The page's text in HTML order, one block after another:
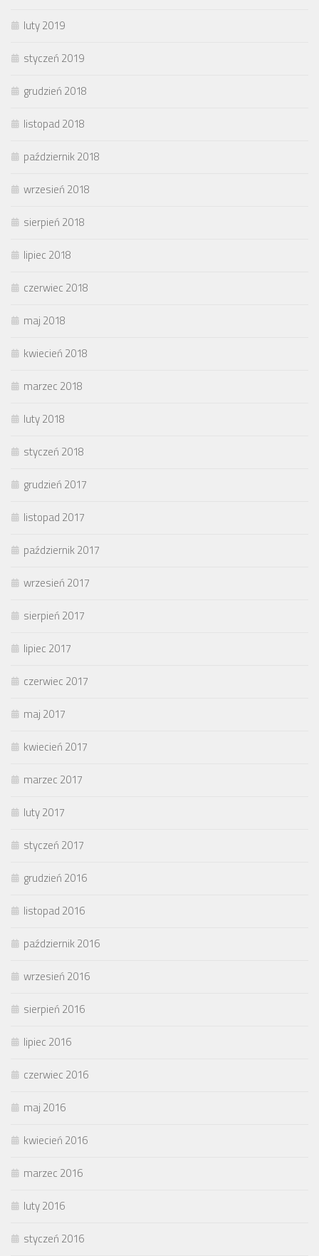
luty 2019
styczeń 2019
grudzień 2018
listopad 2018
październik 2018
wrzesień 2018
sierpień 2018
lipiec 2018
czerwiec 2018
maj 2018
kwiecień 2018
marzec 2018
luty 2018
styczeń 2018
grudzień 2017
listopad 2017
październik 2017
wrzesień 2017
sierpień 2017
lipiec 2017
czerwiec 2017
maj 2017
kwiecień 2017
marzec 2017
luty 2017
styczeń 2017
grudzień 2016
listopad 2016
październik 2016
wrzesień 2016
sierpień 2016
lipiec 2016
czerwiec 2016
maj 2016
kwiecień 2016
marzec 2016
luty 2016
styczeń 2016